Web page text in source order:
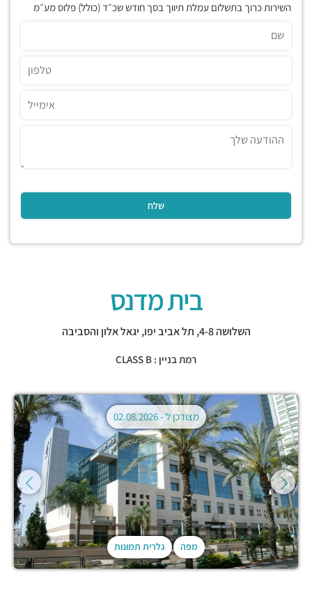
השירות כרוך בתשלום עמלת תיווך בסך חודש שכ״ד (כולל) פלוס מע״מ
בית מדנס
השלושה 4-8, תל אביב יפו, יגאל אלון והסביבה
רמת בניין : CLASS B
מפה גלרית תמונות
מצודכן ל -02.08.2026